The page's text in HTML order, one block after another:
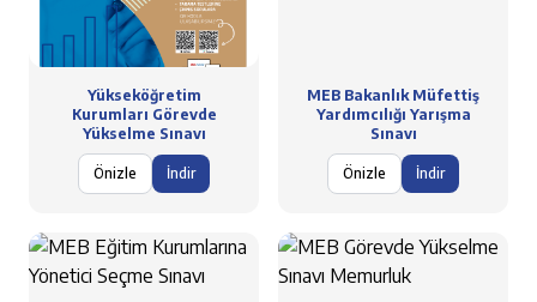
Yükseköğretim
Kurumları Görevde
Yükselme Sınavı
Önizle İndir
MEB Bakanlık Müfettiş
Yardımcılığı Yarışma
Sınavı
Önizle İndir